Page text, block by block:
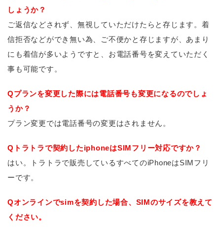
しょうか？
ご返信などされず、無視していただけたらと存じます。着
信拒否などができ無い為、ご不便かと存じますが、あまり
にも着信が多いようですと、お電話番号を変えていただく
事も可能です。
Qプランを変更した際には電話番号も変更になるのでしょ
うか？
プラン変更では電話番号の変更はされません。
Qトラトラで契約したiphoneはSIMフリー対応ですか？
はい。トラトラで販売しているすべてのiPhoneはSIMフリ
ーです。
Qオンラインでsimを契約した場合、SIMのサイズを教えて
ください。